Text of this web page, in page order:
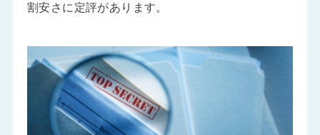
割安さに定評があります。